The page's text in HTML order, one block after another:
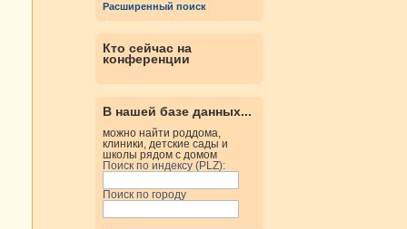
Расширенный поиск
Кто сейчас на
конференции
В нашей базе данных...
можно найти роддома,
клиники, детские сады и
школы рядом с домом
Поиск по индексу (PLZ):
Поиск по городу